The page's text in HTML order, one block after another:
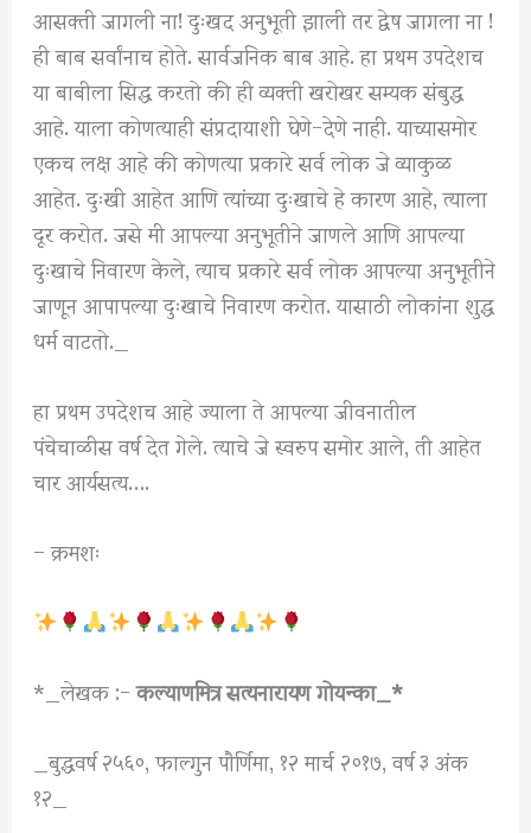
आसक्ती जागली ना! दुःखद अनुभूती झाली तर द्वेष जागला ना !
ही बाब सर्वांनाच होते. सार्वजनिक बाब आहे. हा प्रथम उपदेशच
या बाबीला सिद्ध करतो की ही व्यक्ती खरोखर सम्यक संबुद्ध
आहे. याला कोणत्याही संप्रदायाशी घेणे-देणे नाही. याच्यासमोर
एकच लक्ष आहे की कोणत्या प्रकारे सर्व लोक जे व्याकुळ
आहेत. दुःखी आहेत आणि त्यांच्या दुःखाचे हे कारण आहे, त्याला
दूर करोत. जसे मी आपल्या अनुभूतीने जाणले आणि आपल्या
दुःखाचे निवारण केले, त्याच प्रकारे सर्व लोक आपल्या अनुभूतीने
जाणून आपापल्या दुःखाचे निवारण करोत. यासाठी लोकांना शुद्ध
धर्म वाटतो._
हा प्रथम उपदेशच आहे ज्याला ते आपल्या जीवनातील
पंचेचाळीस वर्ष देत गेले. त्याचे जे स्वरुप समोर आले, ती आहेत
चार आर्यसत्य….
– क्रमशः
*_लेखक :-कल्याणमित्र सत्यनारायण गोयन्का_*
_बुद्धवर्ष २५६०, फाल्गुन पौर्णिमा, १२ मार्च २०१७, वर्ष ३ अंक
१२_